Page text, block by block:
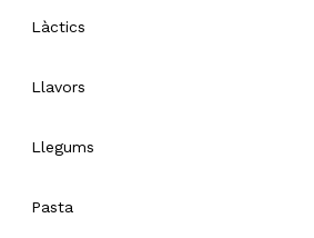
Làctics
Llavors
Llegums
Pasta